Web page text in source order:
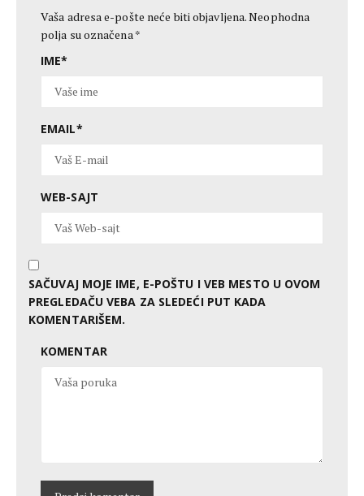
Vaša adresa e-pošte neće biti objavljena.Neophodna
polja su označena *
IME*
EMAIL*
WEB-SAJT
SAČUVAJ MOJE IME, E-POŠTU I VEB MESTO U OVOM
PREGLEDAČU VEBA ZA SLEDEĆI PUT KADA
KOMENTARIŠEM.
KOMENTAR